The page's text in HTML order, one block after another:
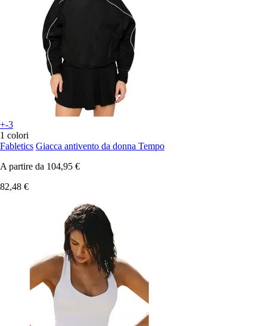
+-3
1 colori
Fabletics Giacca antivento da donna Tempo
A partire da 104,95 €
82,48 €